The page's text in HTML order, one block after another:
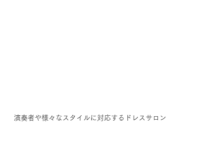
演奏者や様々なスタイルに対応するドレスサロン